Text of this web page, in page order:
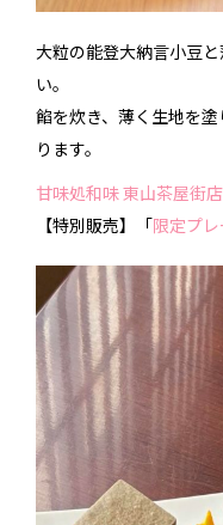
大粒の能登大納言小豆
い。
餡を炊き、薄く生地を
ります。
甘味処和味 東山茶屋街店
【特別販売】
「限定プレ